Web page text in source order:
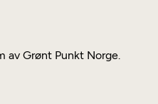
av Grønt Punkt Norge.